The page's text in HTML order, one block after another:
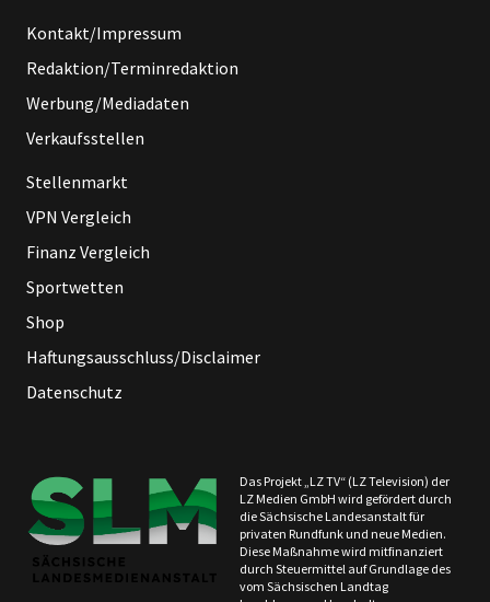
Kontakt/Impressum
Redaktion/Terminredaktion
Werbung/Mediadaten
Verkaufsstellen
Stellenmarkt
VPN Vergleich
Finanz Vergleich
Sportwetten
Shop
Haftungsausschluss/Disclaimer
Datenschutz
Das Projekt „LZ TV“ (LZ Television) der
LZ Medien GmbH wird gefördert durch
die Sächsische Landesanstalt für
privaten Rundfunk und neue Medien.
Diese Maßnahme wird mitfinanziert
durch Steuermittel auf Grundlage des
vom Sächsischen Landtag